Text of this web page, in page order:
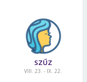
SZŰZ
VIII. 23. - IX. 22.